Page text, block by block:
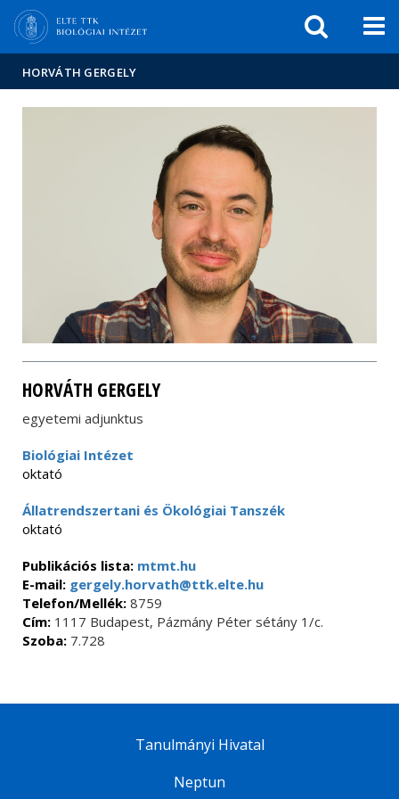
sajtóban
HORVÁTH GERGELY
HORVÁTH GERGELY
egyetemi adjunktus
Biológiai Intézet
oktató
Állatrendszertani és Ökológiai Tanszék
oktató
Publikációs lista: mtmt.hu
E-mail: gergely.horvath@ttk.elte.hu
Telefon/Mellék: 8759
Cím: 1117 Budapest, Pázmány Péter sétány 1/c.
Szoba: 7.728
Tanulmányi Hivatal
Neptun